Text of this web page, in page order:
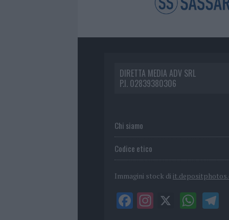
DIRETTA MEDIA ADV SRL
P.I. 02839380306
Chi siamo
Codice etico
Immagini stock di